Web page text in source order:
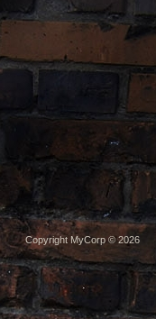
Copyright MyCorp © 2026